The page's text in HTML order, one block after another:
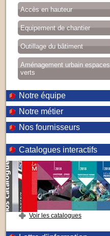
Accès en hauteur
Equipement de chantier
Outillage du bâtiment
Aménagement urbain espaces
verts
Notre équipe
Notre métier
Nos fournisseurs
Catalogues interactifs
Voir les catalogues